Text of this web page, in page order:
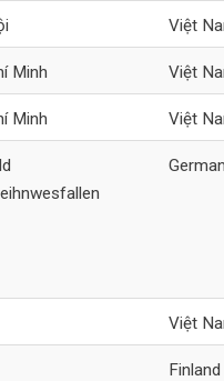
Việt
Minh Việt
Minh Việt
Việt
Finland